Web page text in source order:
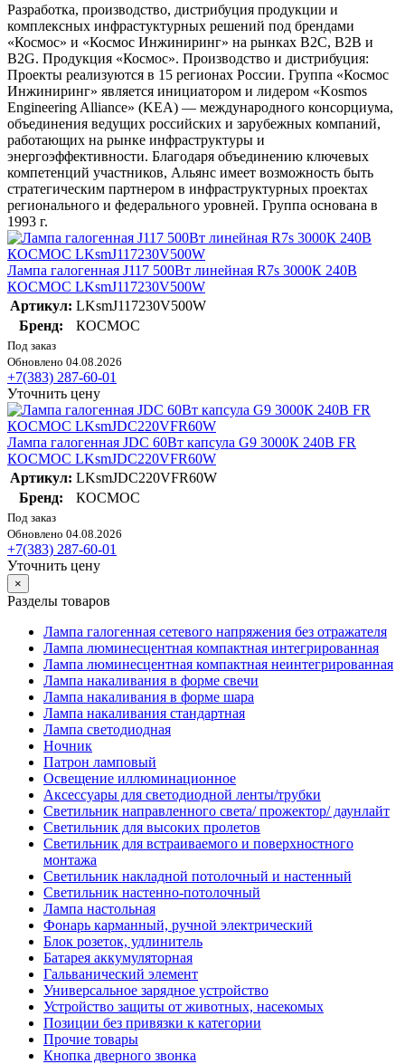
Разработка, производство, дистрибуция продукции и
комплексных инфрастуктурных решений под брендами
«Космос» и «Космос Инжиниринг» на рынках B2C, B2B и
B2G. Продукция «Космос». Производство и дистрибуция:
Проекты реализуются в 15 регионах России. Группа «Космос
Инжиниринг» является инициатором и лидером «Kosmos
Engineering Alliance» (KEA) — международного консорциума,
объединения ведущих российских и зарубежных компаний,
работающих на рынке инфраструктуры и
энергоэффективности. Благодаря объединению ключевых
компетенций участников, Альянс имеет возможность быть
стратегическим партнером в инфраструктурных проектах
регионального и федерального уровней. Группа основана в
1993 г.
Лампа галогенная J117 500Вт линейная R7s 3000К 240В
КОСМОС LKsmJ117230V500W
Артикул: LKsmJ117230V500W
Бренд:
КОСМОС
Под заказ
Обновлено 04.08.2026
+7(383) 287-60-01
Уточнить цену
Лампа галогенная JDC 60Вт капсула G9 3000К 240В FR
КОСМОС LKsmJDC220VFR60W
Артикул: LKsmJDC220VFR60W
Бренд:
КОСМОС
Под заказ
Обновлено 04.08.2026
+7(383) 287-60-01
Уточнить цену
×
Разделы товаров
Лампа галогенная сетевого напряжения без отражателя
Лампа люминесцентная компактная интегрированная
Лампа люминесцентная компактная неинтегрированная
Лампа накаливания в форме свечи
Лампа накаливания в форме шара
Лампа накаливания стандартная
Лампа светодиодная
Ночник
Патрон ламповый
Освещение иллюминационное
Аксессуары для светодиодной ленты/трубки
Светильник направленного света/ прожектор/ даунлайт
Светильник для высоких пролетов
Светильник для встраиваемого и поверхностного
монтажа
Светильник накладной потолочный и настенный
Светильник настенно-потолочный
Лампа настольная
Фонарь карманный, ручной электрический
Блок розеток, удлинитель
Батарея аккумуляторная
Гальванический элемент
Универсальное зарядное устройство
Устройство защиты от животных, насекомых
Позиции без привязки к категории
Прочие товары
Кнопка дверного звонка